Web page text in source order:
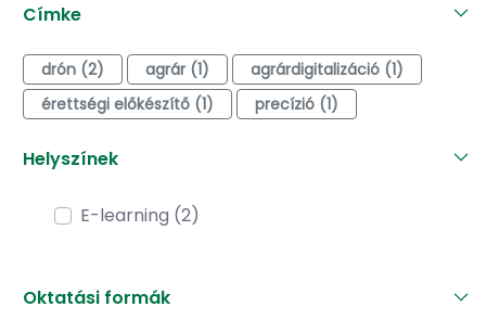
Címke
drón (2) agrár (1)
agrárdigitalizáció (1)
érettségi előkészítő (1)
precízió (1)
Helyszínek
E-learning (2)
Oktatási formák